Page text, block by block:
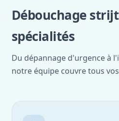
Débouchage
spécialités
Du dépannage d'urgence à
notre équipe couvre tous